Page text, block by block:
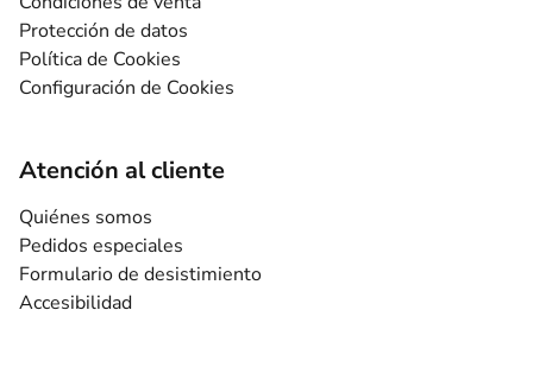
Protección de datos
Política de Cookies
Configuración de Cookies
Atención al cliente
Quiénes somos
Pedidos especiales
Formulario de desistimiento
Accesibilidad